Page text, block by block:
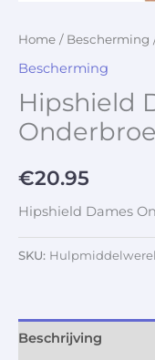
Home / Bescherming
Bescherming
Hipshield
€20.95
Hipshield Dames
SKU:
Beschrijving